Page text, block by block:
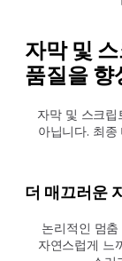
자막 및
품질을 향
자막 및 스크
아닙니다. 최
더 매끄러운
논리적인 멈
자연스럽게 느